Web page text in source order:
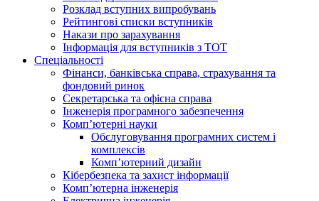
Розклад вступних випробувань
Рейтингові списки вступників
Накази про зарахування
Інформація для вступників з ТОТ
Спеціальності
Фінанси, банківська справа, страхування та
фондовий ринок
Секретарська та офісна справа
Інженерія програмного забезпечення
Комп’ютерні науки
Обслуговування програмних систем і
комплексів
Комп’ютерний дизайн
Кібербезпека та захист інформації
Комп’ютерна інженерія